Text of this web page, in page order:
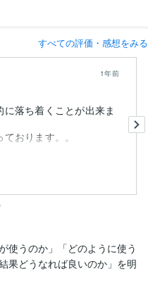
すべての評価・感想をみる
1年前
落ち着くことが出来ま
おります。。
使うのか」「どのように使う
果どうなれば良いのか」を明